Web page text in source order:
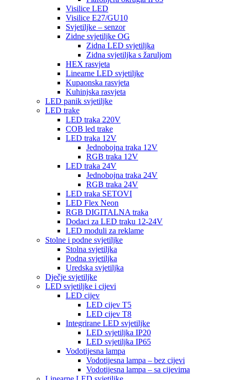
Visilice LED
Visilice E27/GU10
Svjetiljke – senzor
Zidne svjetiljke OG
Zidna LED svjetiljka
Zidna svjetiljka s žaruljom
HEX rasvjeta
Linearne LED svjetiljke
Kupaonska rasvjeta
Kuhinjska rasvjeta
LED panik svjetiljke
LED trake
LED traka 220V
COB led trake
LED traka 12V
Jednobojna traka 12V
RGB traka 12V
LED traka 24V
Jednobojna traka 24V
RGB traka 24V
LED traka SETOVI
LED Flex Neon
RGB DIGITALNA traka
Dodaci za LED traku 12-24V
LED moduli za reklame
Stolne i podne svjetiljke
Stolna svjetiljka
Podna svjetiljka
Uredska svjetiljka
Dječje svjetiljke
LED svjetiljke i cijevi
LED cijev
LED cijev T5
LED cijev T8
Integrirane LED svjetiljke
LED svjetiljka IP20
LED svjetiljka IP65
Vodotijesna lampa
Vodotijesna lampa – bez cijevi
Vodotijesna lampa – sa cijevima